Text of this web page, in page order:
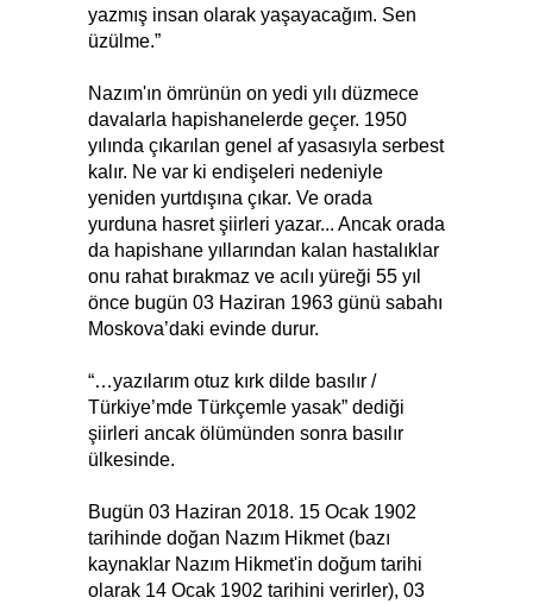
yazmış insan olarak yaşayacağım. Sen
üzülme.”
Nazım'ın ömrünün on yedi yılı düzmece
davalarla hapishanelerde geçer. 1950
yılında çıkarılan genel af yasasıyla serbest
kalır. Ne var ki endişeleri nedeniyle
yeniden yurtdışına çıkar. Ve orada
yurduna hasret şiirleri yazar... Ancak orada
da hapishane yıllarından kalan hastalıklar
onu rahat bırakmaz ve acılı yüreği 55 yıl
önce bugün 03 Haziran 1963 günü sabahı
Moskova’daki evinde durur.
“…yazılarım otuz kırk dilde basılır /
Türkiye’mde Türkçemle yasak” dediği
şiirleri ancak ölümünden sonra basılır
ülkesinde.
Bugün 03 Haziran 2018. 15 Ocak 1902
tarihinde doğan Nazım Hikmet (bazı
kaynaklar Nazım Hikmet'in doğum tarihi
olarak 14 Ocak 1902 tarihini verirler), 03